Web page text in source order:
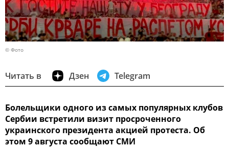
© Фото
Читать в Дзен Telegram
Болельщики одного из самых популярных клубов
Сербии встретили визит просроченного
украинского президента акцией протеста. Об
этом 9 августа сообщают СМИ